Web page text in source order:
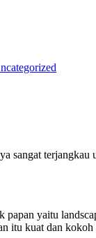
sangat terjangkau
yaitu
itu kuat dan kokoh